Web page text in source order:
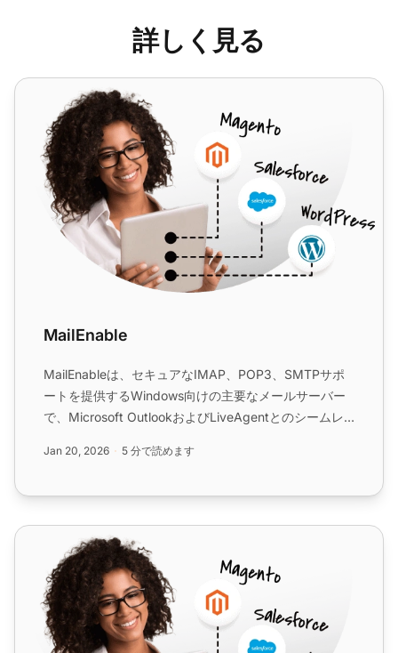
詳しく見る
MailEnable
MailEnable
MailEnableは、セキュアなIMAP、POP3、SMTPサポ
ートを提供するWindows向けの主要なメールサーバー
で、Microsoft OutlookおよびLiveAgentとのシームレ
LiveAgentとの簡単な統合で効率的なチケット管理を実
Jan 20, 2026 5 分で読めます
Zentyal